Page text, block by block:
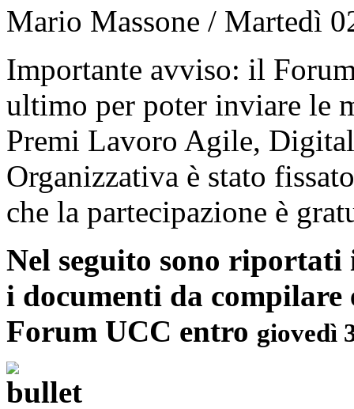
Mario Massone / Martedì
Importante avviso: il
ultimo per poter inviare le
Premi Lavoro Agile,
Organizzativa è stato
che la partecipazione è
Nel seguito sono
i documenti da
Forum UCC entro giovedì